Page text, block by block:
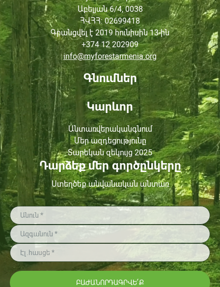
Աբելյան 6/4, 0038
ՀՎՀՀ: 02699418
Գրանցվել է 2019 հունիսին13-ին
+374 12 202909
info@myforestarmenia.org
Գնումներ
Կարևոր
Անտառվերականգնում
Մեր ազդեցությունը
Տարեկան զեկույց 2025
Դարձեք մեր գործընկերը
Ստեղծեք անվանական անտառ
ԲԱԺԱՆՈՐԴԱԳՐՎԵ՛Ք